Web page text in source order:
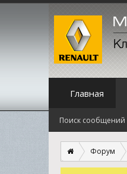
Форум
Главная
Поиск сообщений